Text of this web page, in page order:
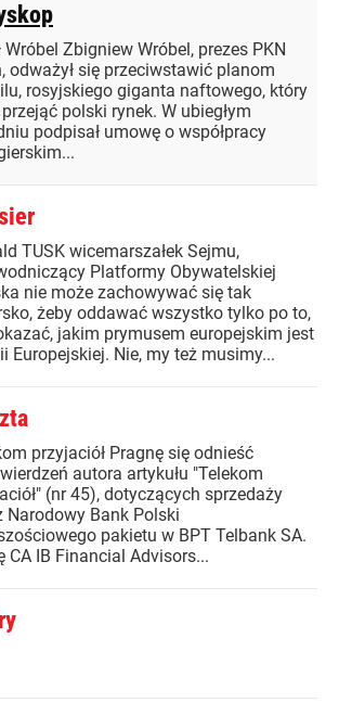
Wróbel Zbigniew Wróbel, prezes PKN
odważył się przeciwstawić planom
rosyjskiego giganta naftowego, który
polski rynek. W ubiegłym
podpisał umowę o współpracy
TUSK wicemarszałek Sejmu,
Platformy Obywatelskiej
nie może zachowywać się tak
żeby oddawać wszystko tylko po to,
jakim prymusem europejskim jest
Europejskiej. Nie, my też musimy...
przyjaciół Pragnę się odnieść
autora artykułu "Telekom
(nr 45), dotyczących sprzedaży
Narodowy Bank Polski
pakietu w BPT Telbank SA.
CA IB Financial Advisors...